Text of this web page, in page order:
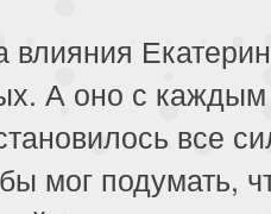
влияния
А оно с
все
мог подумать,